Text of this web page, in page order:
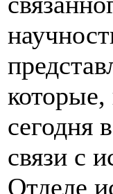
которые,
сегодня
связи с
Отделе